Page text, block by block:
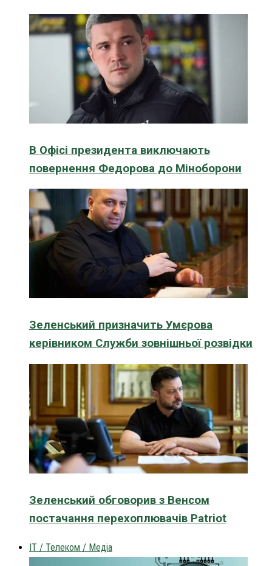
В Офісі президента виключають
повернення Федорова до Міноборони
Зеленський призначить Умєрова
керівником Служби зовнішньої розвідки
Зеленський обговорив з Венсом
постачання перехоплювачів Patriot
IT / Телеком / Медіа